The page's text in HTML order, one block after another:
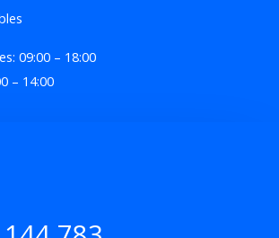
09:00 – 18:00
– 14:00